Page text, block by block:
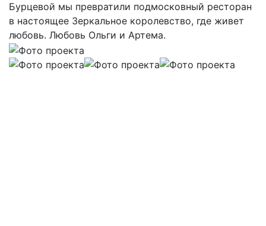
Бурцевой мы превратили подмосковный ресторан
в настоящее Зеркальное королевство, где живет
любовь. Любовь Ольги и Артема.